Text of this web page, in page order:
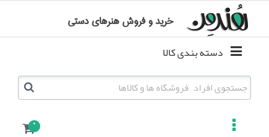
0
خرید و فروش هنرهای دستی